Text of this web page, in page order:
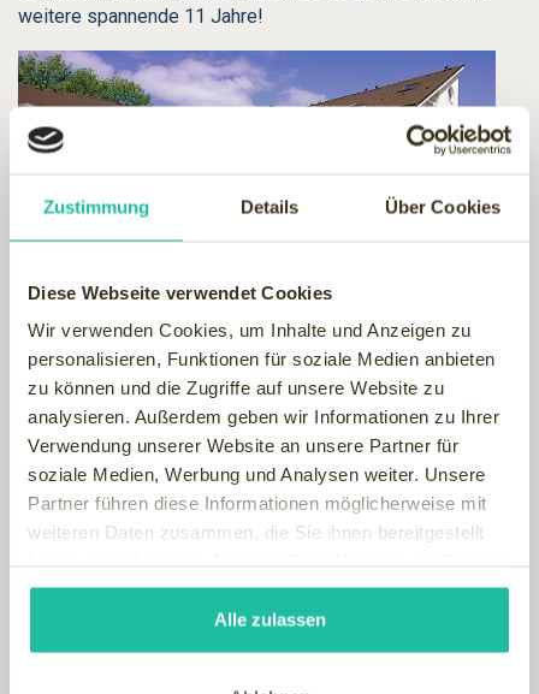
Zustimmung Details Über Cookies
Diese Webseite verwendet Cookies
Wir verwenden Cookies, um Inhalte und Anzeigen zu
personalisieren, Funktionen für soziale Medien anbieten
zu können und die Zugriffe auf unsere Website zu
analysieren. Außerdem geben wir Informationen zu Ihrer
Verwendung unserer Website an unsere Partner für
soziale Medien, Werbung und Analysen weiter. Unsere
Partner führen diese Informationen möglicherweise mit
weiteren Daten zusammen, die Sie ihnen bereitgestellt
gesammelt haben.
Alle zulassen
weitere spannende 11 Jahre!